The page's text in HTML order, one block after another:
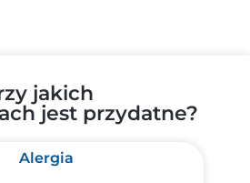
jakich
jest przydatne?
Alergia